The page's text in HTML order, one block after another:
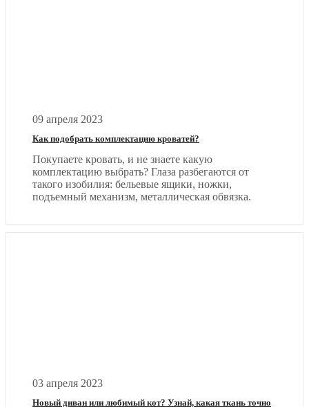
09 апреля 2023
Как подобрать комплектацию кроватей?
Покупаете кровать, и не знаете какую
комплектацию выбрать? Глаза разбегаются от
такого изобилия: бельевые ящики, ножки,
подъемный механизм, металлическая обвязка.
03 апреля 2023
Новый диван или любимый кот? Узнай, какая ткань точно